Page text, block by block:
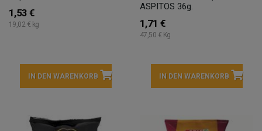
1,53 €
19,02 € kg
IN DEN WARENKORB
ASPITOS 36g.
1,71 €
47,50 € Kg
IN DEN WARENKORB